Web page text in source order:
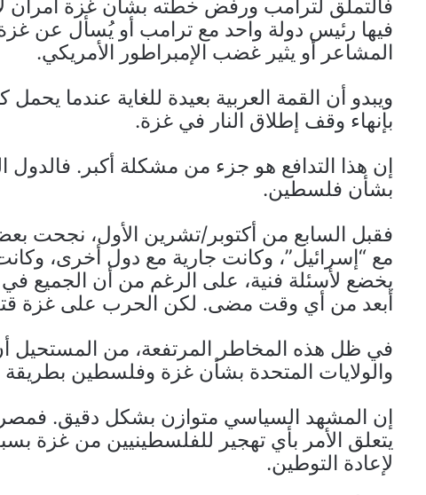
فالتملق لترامب ورفض خطته بشأن غزة أمران
فيها رئيس دولة واحد مع ترامب أو يُسأل عن
المشاعر أو يثير غضب الإمبراطور الأمريكي.
ويبدو أن القمة العربية بعيدة للغاية عندما
بإنهاء وقف إطلاق النار في غزة.
إن هذا التدافع هو جزء من مشكلة أكبر. فالدول
بشأن فلسطين.
فقبل السابع من أكتوبر/تشرين الأول، نجحت
مع “إسرائيل”، وكانت جارية مع دول أخرى، وكانت
يخضع لأسئلة فنية، على الرغم من أن الجميع في
أبعد من أي وقت مضى. لكن الحرب على غزة
في ظل هذه المخاطر المرتفعة، من المستحيل أن
والولايات المتحدة بشأن غزة وفلسطين
إن المشهد السياسي متوازن بشكل دقيق. فمصر
يتعلق الأمر بأي تهجير للفلسطينيين من غزة
لإعادة التوطين.